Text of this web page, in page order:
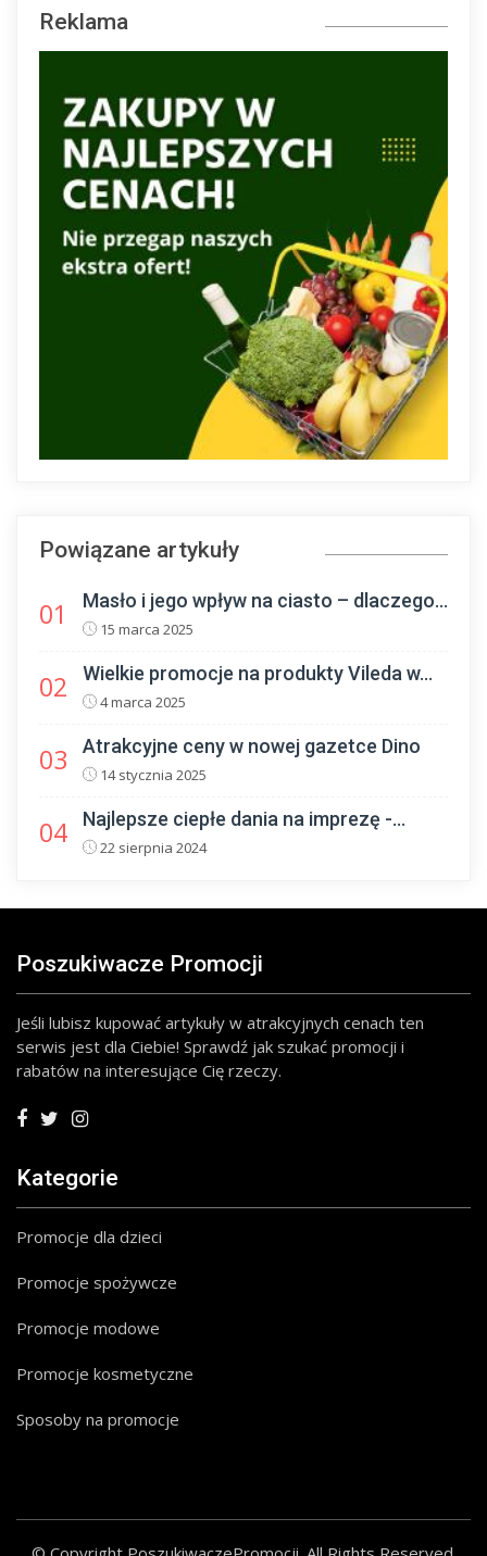
Reklama
Powiązane artykuły
01 Masło i jego wpływ na ciasto – dlaczego...
15 marca 2025
02 Wielkie promocje na produkty Vileda w...
4 marca 2025
03 Atrakcyjne ceny w nowej gazetce Dino
14 stycznia 2025
04 Najlepsze ciepłe dania na imprezę -...
22 sierpnia 2024
Poszukiwacze Promocji
Jeśli lubisz kupować artykuły w atrakcyjnych cenach ten
serwis jest dla Ciebie! Sprawdź jak szukać promocji i
rabatów na interesujące Cię rzeczy.
Kategorie
Promocje dla dzieci
Promocje spożywcze
Promocje modowe
Promocje kosmetyczne
Sposoby na promocje